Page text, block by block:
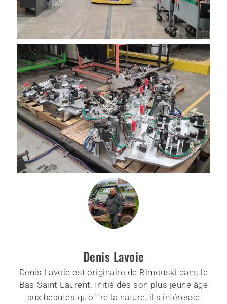
Denis Lavoie
Denis Lavoie est originaire de Rimouski dans le
Bas-Saint-Laurent. Initié dès son plus jeune âge
aux beautés qu'offre la nature, il s'intéresse